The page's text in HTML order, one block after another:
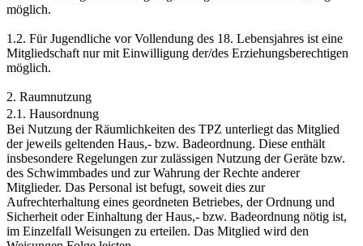
möglich.
1.2. Für Jugendliche vor Vollendung des 18. Lebensjahres ist eine
Mitgliedschaft nur mit Einwilligung der/des Erziehungsberechtigen
möglich.
2. Raumnutzung
2.1. Hausordnung
Bei Nutzung der Räumlichkeiten des TPZ unterliegt das Mitglied
der jeweils geltenden Haus,- bzw. Badeordnung. Diese enthält
insbesondere Regelungen zur zulässigen Nutzung der Geräte bzw.
des Schwimmbades und zur Wahrung der Rechte anderer
Mitglieder. Das Personal ist befugt, soweit dies zur
Aufrechterhaltung eines geordneten Betriebes, der Ordnung und
Sicherheit oder Einhaltung der Haus,- bzw. Badeordnung nötig ist,
im Einzelfall Weisungen zu erteilen. Das Mitglied wird den